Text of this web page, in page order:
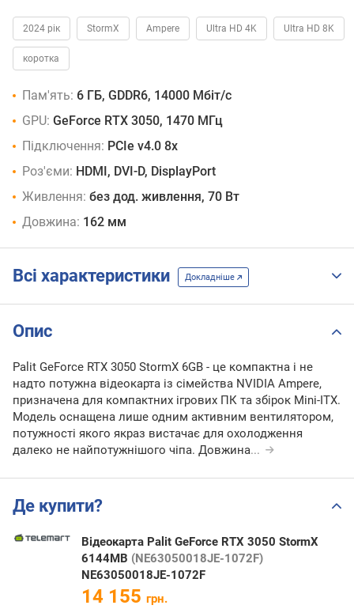
2024 рік StormX Ampere Ultra HD 4K Ultra HD 8K
коротка
Пам'ять: 6 ГБ, GDDR6, 14000 Мбіт/с
GPU: GeForce RTX 3050, 1470 МГц
Підключення: PCIe v4.0 8x
Роз'єми: HDMI, DVI-D, DisplayPort
Живлення: без дод. живлення, 70 Вт
Довжина: 162 мм
Всі характеристики Докладніше
Опис
Palit GeForce RTX 3050 StormX 6GB - це компактна і не
надто потужна відеокарта із сімейства NVIDIA Ampere,
призначена для компактних ігрових ПК та збірок Mini-ITX.
Модель оснащена лише одним активним вентилятором,
потужності якого якраз вистачає для охолодження
далеко не найпотужнішого чіпа. Довжина...
Де купити?
Відеокарта Palit GeForce RTX 3050 StormX
6144MB (NE63050018JE-1072F)
NE63050018JE-1072F
14 155 грн.